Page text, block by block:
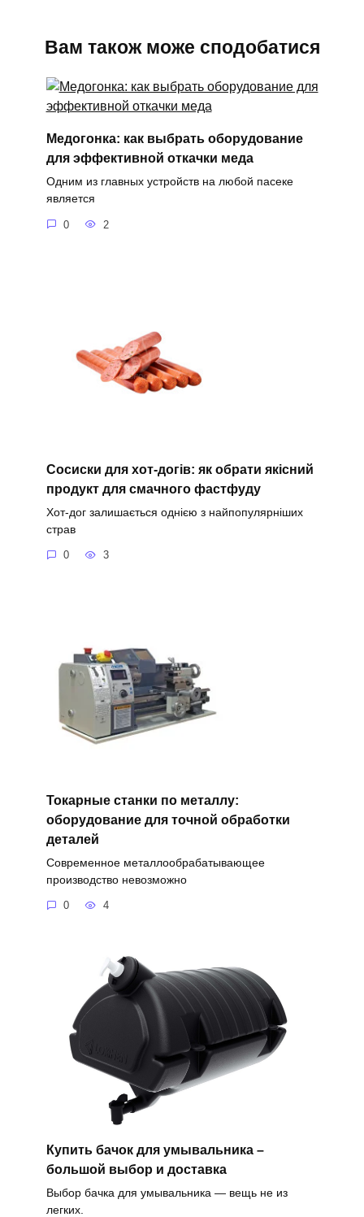
Вам також може сподобатися
Медогонка: как выбрать оборудование
для эффективной откачки меда
Одним из главных устройств на любой пасеке
является
0 2
Сосиски для хот-догів: як обрати якісний
продукт для смачного фастфуду
Хот-дог залишається однією з найпопулярніших
страв
0 3
Токарные станки по металлу:
оборудование для точной обработки
деталей
Современное металлообрабатывающее
производство невозможно
0 4
Купить бачок для умывальника –
большой выбор и доставка
Выбор бачка для умывальника — вещь не из
легких.